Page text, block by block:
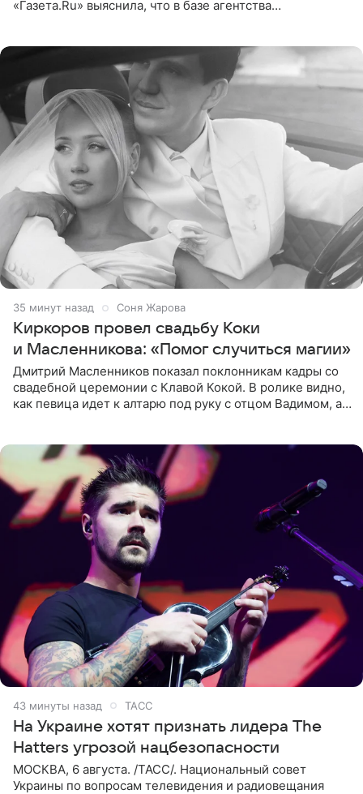
«Газета.Ru» выяснила, что в базе агентства
35 минут назад Соня Жарова
Киркоров провел свадьбу Коки
и Масленникова: «Помог случиться магии»
Дмитрий Масленников показал поклонникам кадры со
свадебной церемонии с Клавой Кокой. В ролике видно,
как певица идет к алтарю под руку с отцом Вадимом, а у
43 минуты назад ТАСС
На Украине хотят признать лидера The
Hatters угрозой нацбезопасности
МОСКВА, 6 августа. /ТАСС/. Национальный совет
Украины по вопросам телевидения и радиовещания